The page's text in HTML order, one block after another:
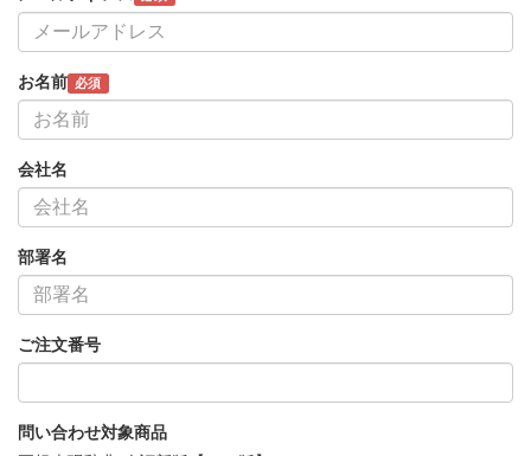
お名前 必須
会社名
部署名
ご注文番号
問い合わせ対象商品